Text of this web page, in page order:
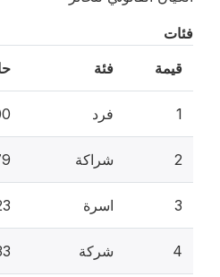
فئات
قيمة فئة
1 فرد
2 شراكة
3 اسرة
4 شركة